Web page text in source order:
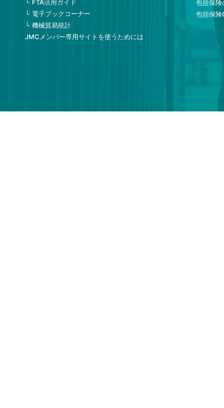
FTA活用ガイド
電子ブックコーナー
機械貿易統計
JMCメンバー専用サイトを使うためには
包括保険
包括保険